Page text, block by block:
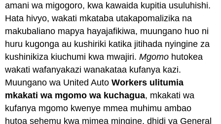
amani wa migogoro, kwa kawaida kupitia usuluhishi.
Hata hivyo, wakati mkataba utakapomalizika na
makubaliano mapya hayajafikiwa, muungano huo ni
huru kugonga au kushiriki katika jitihada nyingine za
kushinikiza kiuchumi kwa mwajiri.Mgomo hutokea
wakati wafanyakazi wanakataa kufanya kazi.
Muungano wa United AutoWorkers ulitumia
mkakati wa mgomo wa kuchagua, mkakati wa
kufanya mgomo kwenye mmea muhimu ambao
hutoa sehemu kwa mimea mingine, dhidi ya General